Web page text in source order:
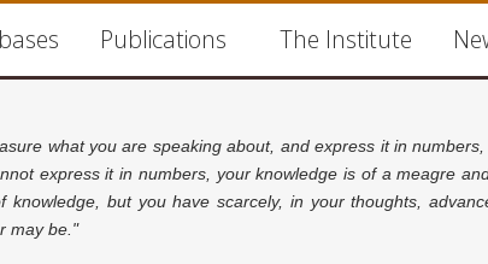
Publications The Institute
what you are speaking about, and express it in
express it in numbers, your knowledge is of a meagre
knowledge, but you have scarcely, in your thoughts,
may be."